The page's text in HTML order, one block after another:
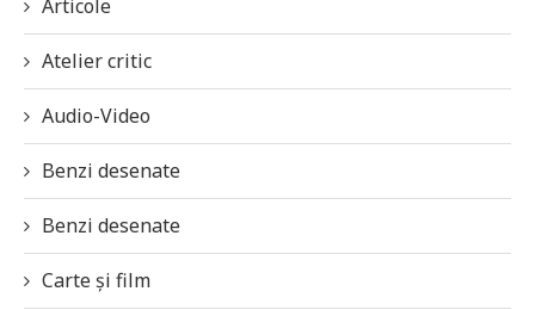
Articole
Atelier critic
Audio-Video
Benzi desenate
Benzi desenate
Carte și film